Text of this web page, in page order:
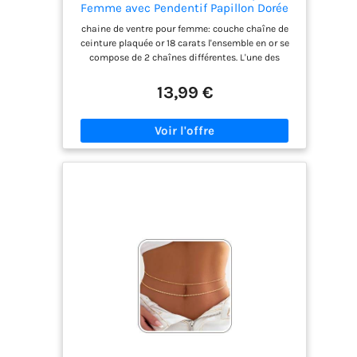
pour votre usage quotidien et votre
remplacement. Quelle que soit la chaîne choisie,
elle peut ajouter élégance et confiance à
n'importe quel look. Il est idéal pour un usage
quotidien ou des occasions spéciales.
Femme avec Pendentif Papillon Dorée
18K
chaine de ventre pour femme: couche chaîne de
ceinture plaquée or 18 carats l'ensemble en or se
compose de 2 chaînes différentes. L'une des
différentes formes, avec des éléments tels que
papillon, amour, Croix, trèfle, perle, coquillage,
individuellement ou empilée pour accentuer votre
silhouette et lui donner une sensation plus
Chaine de corps est sans nickel et sans plomb,
avec le rapport de détection des métaux lourds
Reach, portez - le en toute confiance. Les
pendentifs hüftkette sont fabriqués avec de la
zircone cubique AAA + de haute qualité chaine de
taille réglable: rallonge de 25 cm, longueur de la
chaîne: 68 cm. La chaîne d'extension peut être
13,99 €